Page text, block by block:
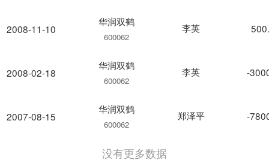
2008-11-10
2008-02-18
2007-08-15
华润双鹤
600062
李英
华润双鹤
600062
李英 -
华润双鹤
600062
郑泽平 -
没有更多数据